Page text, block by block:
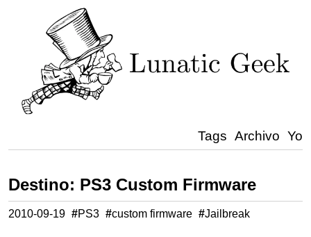
Tags Archivo Yo
Destino: PS3 Custom Firmware
2010-09-19 #PS3 #custom firmware #Jailbreak